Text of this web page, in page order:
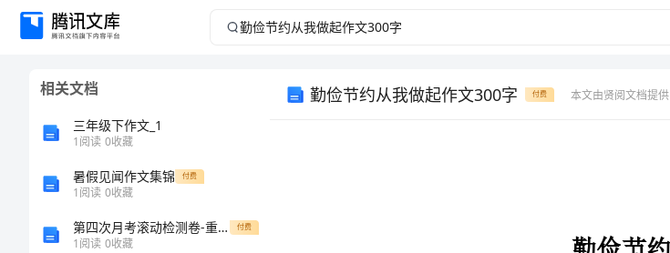
勤
相关文档
三年级下作文_1
1阅读 0收藏
暑假见闻作文集锦 付费
1阅读 0收藏
第四次月考滚动检测卷-重庆市北山中学物理八年级下册物质的物理属性章节测评试题 付费
1阅读 0收藏
勤俭节约从我做起作文300字 付费 本文由贤阅文档提供